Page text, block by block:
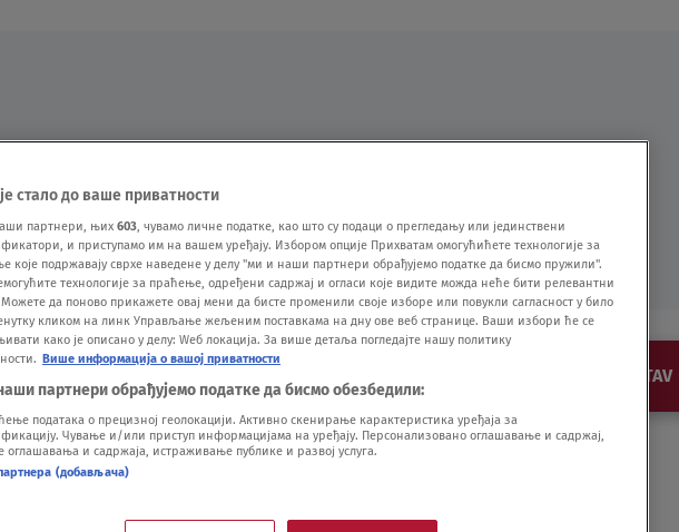
STAV
стало до ваше приватности
партнери, њих 603 , чувамо личне податке, као што су подаци о прегледању или јединствени
и приступамо им на вашем уређају. Избором опције Прихватам омогућићете технологије за
које подржавају сврхе наведене у делу "ми и наши партнери обрађујемо податке да бисмо пружили".
технологије за праћење, одређени садржај и огласи које видите можда неће бити релевантни
да поново прикажете овај мени да бисте променили своје изборе или повукли сагласност у било
кликом на линк Управљање жељеним поставкама на дну ове веб странице. Ваши избори ће се
како је описано у делу: Wеб локација. За више детаља погледајте нашу политику
Више информација о вашој приватности
партнери обрађујемо податке да бисмо обезбедили:
података о прецизној геолокацији. Активно скенирање карактеристика уређаја за
Чување и/или приступ информацијама на уређају. Персонализовано оглашавање и садржај,
оглашавања и садржаја, истраживање публике и развој услуга.
(добављача)